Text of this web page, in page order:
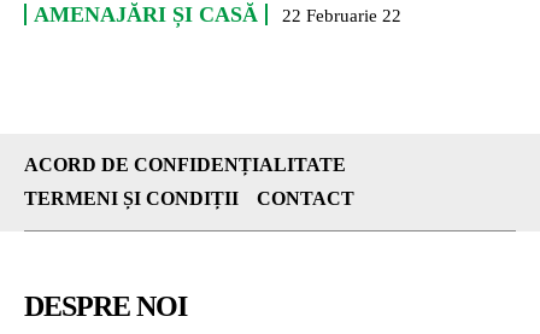
AMENAJĂRI ȘI CASĂ 22 Februarie 22
ACORD DE CONFIDENȚIALITATE
TERMENI ȘI CONDIȚII
CONTACT
DESPRE NOI